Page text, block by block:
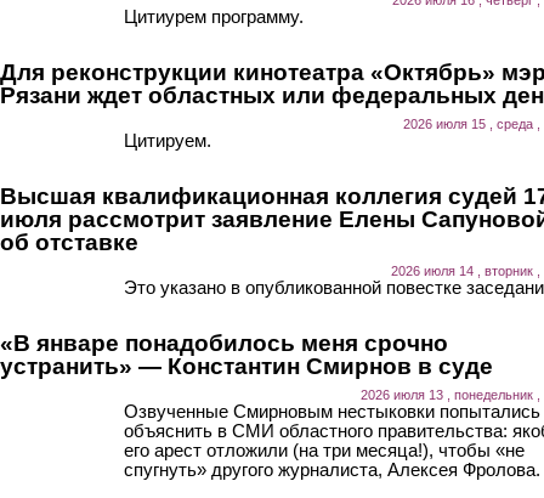
Цитиурем программу.
Для реконструкции кинотеатра «Октябрь»
Рязани ждет областных или федеральных
2026 июля 15 , среда ,
Цитируем.
Высшая квалификационная коллегия судей
июля рассмотрит заявление Елены
об отставке
2026 июля 14 , вторник ,
Это указано в опубликованной повестке
«В январе понадобилось меня срочно
устранить» — Константин Смирнов в суде
2026 июля 13 , понедельник ,
Озвученные Смирновым нестыковки попытались
объяснить в СМИ областного правительства:
его арест отложили (на три месяца!), чтобы «не
спугнуть» другого журналиста, Алексея Фролова.